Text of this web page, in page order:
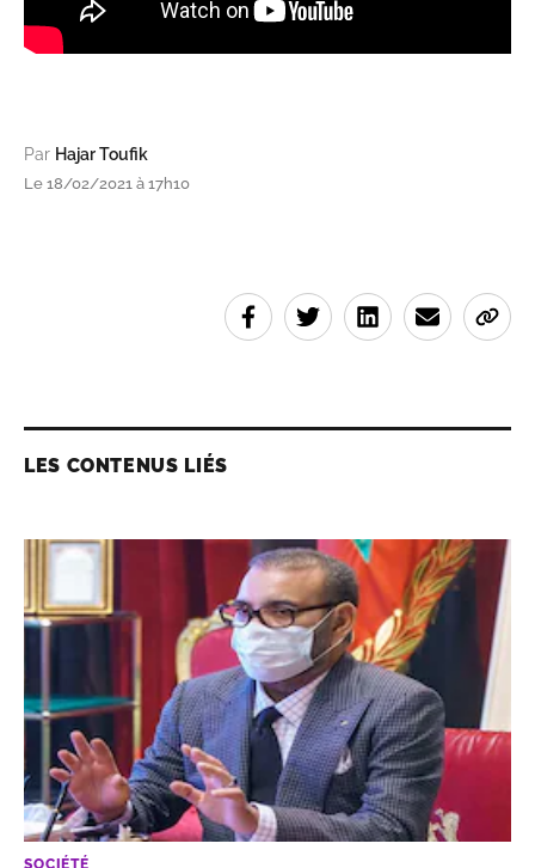
Par Hajar Toufik
Le 18/02/2021 à 17h10
LES CONTENUS LIÉS
SOCIÉTÉ